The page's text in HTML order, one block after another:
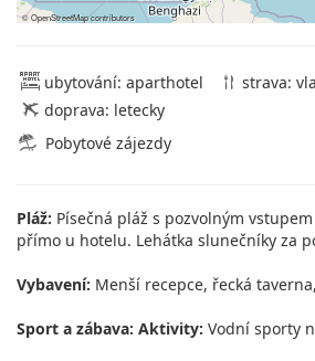
©OpenStreetMapcontributors
ubytování: aparthotel
strava:
doprava: letecky
Pobytové zájezdy
Pláž: Písečná pláž s pozvolným
přímo u hotelu. Lehátka slunečníky za
Vybavení: Menší recepce, řecká
Sport a zábava: Aktivity: Vodní sporty